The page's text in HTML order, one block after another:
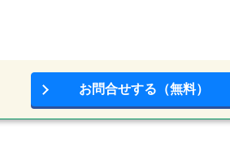
お問合せする（無料）